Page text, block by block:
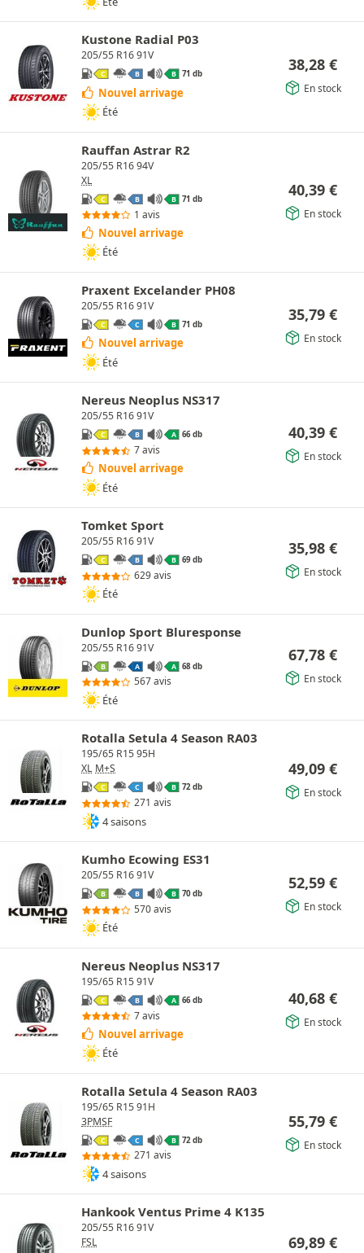
Kustone Radial P03
205/55 R16 91V
C B B 71 db
Nouvel arrivage
Été
38,28 €
En stock
Rauffan Astrar R2
205/55 R16 94V
XL
C B B 71 db
1 avis
Nouvel arrivage
Été
40,39 €
En stock
Praxent Excelander PH08
205/55 R16 91V
C C B 71 db
Nouvel arrivage
Été
35,79 €
En stock
Nereus Neoplus NS317
205/55 R16 91V
C B A 66 db
7 avis
Nouvel arrivage
Été
40,39 €
En stock
Tomket Sport
205/55 R16 91V
C B B 69 db
629 avis
Été
35,98 €
En stock
Dunlop Sport Bluresponse
205/55 R16 91V
B A A 68 db
567 avis
Été
67,78 €
En stock
Rotalla Setula 4 Season RA03
195/65 R15 95H
XL M+S
C C B 72 db
271 avis
4 saisons
49,09 €
En stock
Kumho Ecowing ES31
205/55 R16 91V
B B B 70 db
570 avis
Été
52,59 €
En stock
Nereus Neoplus NS317
195/65 R15 91V
C B A 66 db
7 avis
Nouvel arrivage
Été
40,68 €
En stock
Rotalla Setula 4 Season RA03
195/65 R15 91H
3PMSF
C C B 72 db
271 avis
4 saisons
55,79 €
En stock
Hankook Ventus Prime 4 K135
205/55 R16 91V
FSL
69,89 €